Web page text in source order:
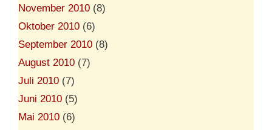
November 2010 (8)
Oktober 2010 (6)
September 2010 (8)
August 2010 (7)
Juli 2010 (7)
Juni 2010 (5)
Mai 2010 (6)